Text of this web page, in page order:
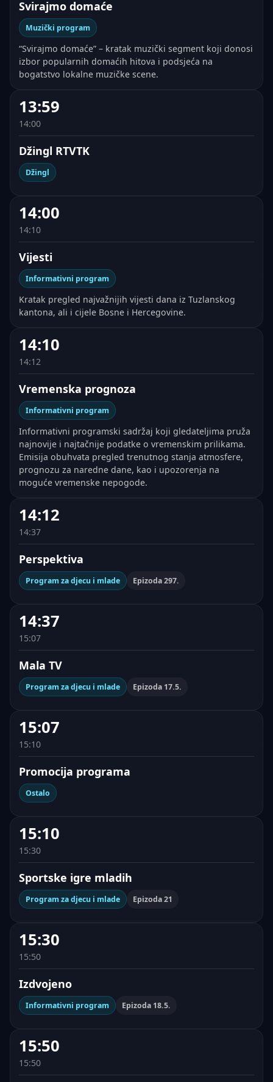
Svirajmo domaće
Muzički program
“Svirajmo domaće” – kratak muzički segment koji donosi
izbor popularnih domaćih hitova i podsjeća na
bogatstvo lokalne muzičke scene.
13:59
14:00
Džingl RTVTK
Džingl
14:00
14:10
Vijesti
Informativni program
Kratak pregled najvažnijih vijesti dana iz Tuzlanskog
kantona, ali i cijele Bosne i Hercegovine.
14:10
14:12
Vremenska prognoza
Informativni program
Informativni programski sadržaj koji gledateljima pruža
najnovije i najtačnije podatke o vremenskim prilikama.
Emisija obuhvata pregled trenutnog stanja atmosfere,
prognozu za naredne dane, kao i upozorenja na
moguće vremenske nepogode.
14:12
14:37
Perspektiva
Program za djecu i mlade Epizoda 297.
14:37
15:07
Mala TV
Program za djecu i mlade Epizoda 17.5.
15:07
15:10
Promocija programa
Ostalo
15:10
15:30
Sportske igre mladih
Program za djecu i mlade Epizoda 21
15:30
15:50
Izdvojeno
Informativni program Epizoda 18.5.
15:50
15:50